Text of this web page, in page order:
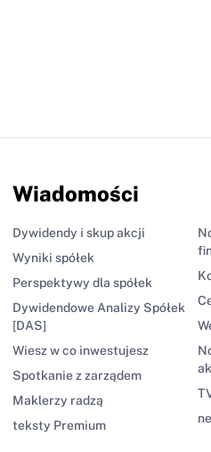
Wiadomości
Dywidendy i skup akcji
Wyniki spółek
Perspektywy dla spółek
Dywidendowe Analizy Spółek
[DAS]
Wiesz w co inwestujesz
Spotkanie z zarządem
Maklerzy radzą
teksty Premium